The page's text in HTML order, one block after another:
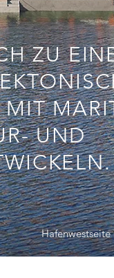
ZU
MIT
UND